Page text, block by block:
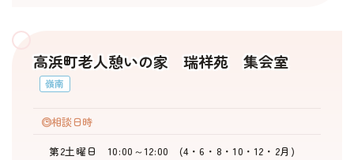
高浜町老人憩いの家 瑞祥苑 集会室
嶺南
相談日時
第2土曜日 10:00～12:00 (4・6・8・10・12・2月)